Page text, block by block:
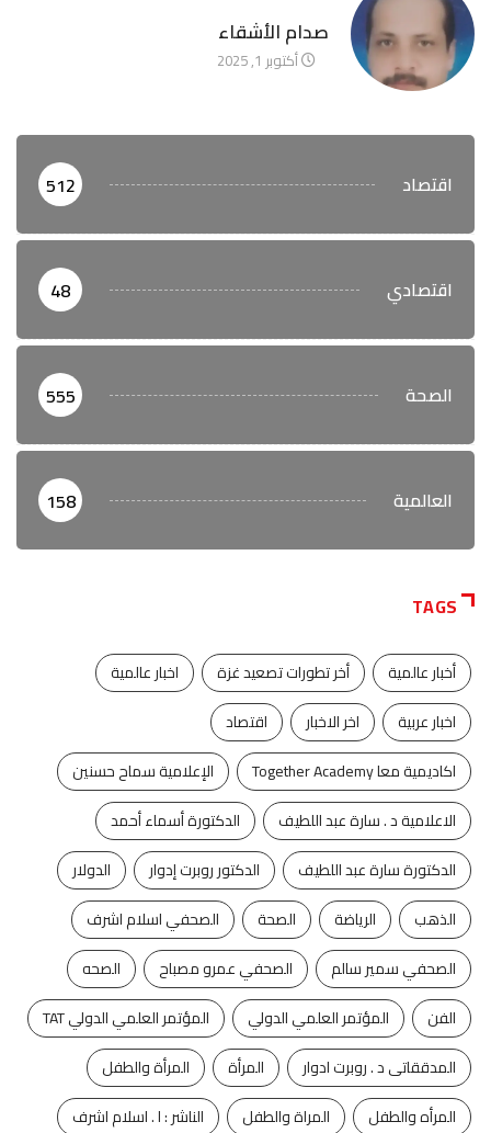
صدام الأشقاء
أكتوبر 1, 2025
اقتصاد 512
اقتصادي 48
الصحة 555
العالمية 158
TAGS
أخبار عالمية أخر تطورات تصعيد غزة
اخبار عالمية
اخبار عربية
اخر الاخبار
اقتصاد
اكاديمية معا Together Academy
الإعلامية سماح حسنين
الاعلامية د . سارة عبد اللطيف
الدكتورة أسماء أحمد
الدكتورة سارة عبد اللطيف
الدكتور روبرت إدوار
الدولار
الذهب
الرياضة الصحة
الصحفي اسلام اشرف
الصحفي سمير سالم
الصحفي عمرو مصباح
الصحه
الفن
المؤتمر العلمي الدولي
المؤتمر العلمي الدولي TAT
المدققاتى د . روبرت ادوار
المرأة
المرأة والطفل
المرأه والطفل
المراة والطفل
الناشر : ا . اسلام اشرف